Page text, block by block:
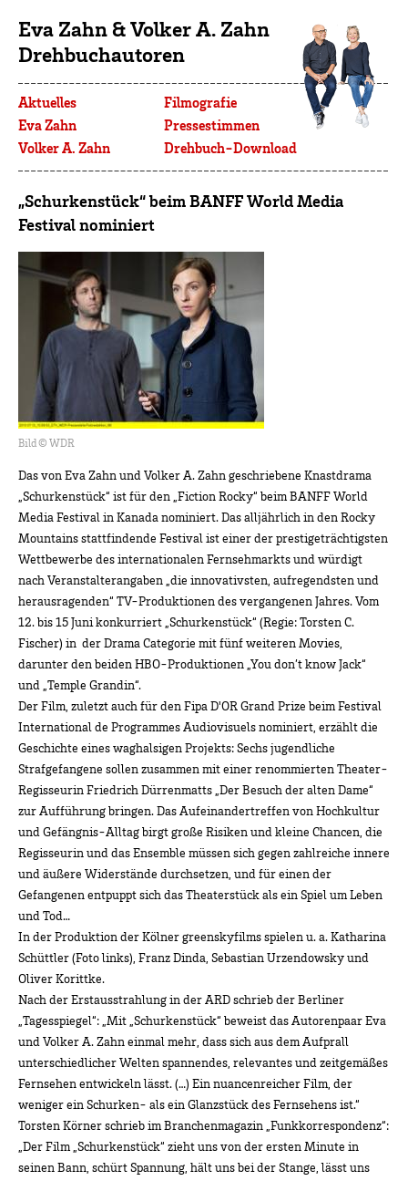
Eva Zahn & Volker A. Zahn
Drehbuchautoren
Aktuelles
Eva Zahn
Volker A. Zahn
Filmografie
Pressestimmen
Drehbuch-Download
„Schurkenstück“ beim BANFF World Media
Festival nominiert
Bild © WDR
Das von Eva Zahn und Volker A. Zahn geschriebene Knastdrama
„Schurkenstück“ ist für den „Fiction Rocky“ beim BANFF World
Media Festival in Kanada nominiert. Das alljährlich in den Rocky
Mountains stattfindende Festival ist einer der prestigeträchtigsten
Wettbewerbe des internationalen Fernsehmarkts und würdigt
nach Veranstalterangaben „die innovativsten, aufregendsten und
herausragenden“ TV-Produktionen des vergangenen Jahres. Vom
12. bis 15 Juni konkurriert „Schurkenstück“ (Regie: Torsten C.
Fischer) in der Drama Categorie mit fünf weiteren Movies,
darunter den beiden HBO-Produktionen „You don’t know Jack“
und „Temple Grandin“.
Der Film, zuletzt auch für den Fipa D'OR Grand Prize beim Festival
International de Programmes Audiovisuels nominiert, erzählt die
Geschichte eines waghalsigen Projekts: Sechs jugendliche
Strafgefangene sollen zusammen mit einer renommierten Theater-
Regisseurin Friedrich Dürrenmatts „Der Besuch der alten Dame“
zur Aufführung bringen. Das Aufeinandertreffen von Hochkultur
und Gefängnis-Alltag birgt große Risiken und kleine Chancen, die
Regisseurin und das Ensemble müssen sich gegen zahlreiche innere
und äußere Widerstände durchsetzen, und für einen der
Gefangenen entpuppt sich das Theaterstück als ein Spiel um Leben
und Tod…
In der Produktion der Kölner greenskyfilms spielen u. a. Katharina
Schüttler (Foto links), Franz Dinda, Sebastian Urzendowsky und
Oliver Korittke.
Nach der Erstausstrahlung in der ARD schrieb der Berliner
„Tagesspiegel“: „Mit „Schurkenstück“ beweist das Autorenpaar Eva
und Volker A. Zahn einmal mehr, dass sich aus dem Aufprall
unterschiedlicher Welten spannendes, relevantes und zeitgemäßes
Fernsehen entwickeln lässt. (…) Ein nuancenreicher Film, der
weniger ein Schurken- als ein Glanzstück des Fernsehens ist.“
Torsten Körner schrieb im Branchenmagazin „Funkkorrespondenz“:
„Der Film „Schurkenstück“ zieht uns von der ersten Minute in
seinen Bann, schürt Spannung, hält uns bei der Stange, lässt uns